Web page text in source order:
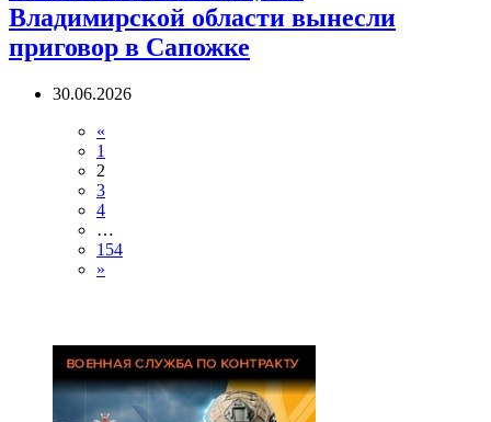
Владимирской области вынесли
приговор в Сапожке
30.06.2026
«
1
2
3
4
…
154
»